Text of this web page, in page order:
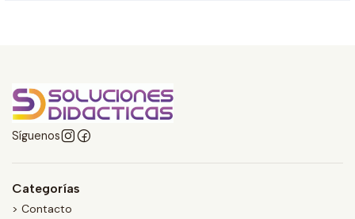
Síguenos
Categorías
> Contacto